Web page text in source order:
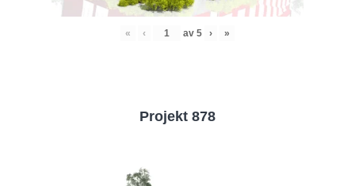
« ‹ av 5 › »
Projekt 878